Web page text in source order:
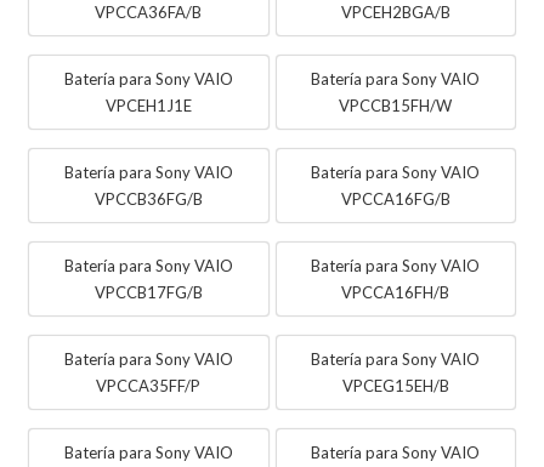
VPCCA36FA/B
VPCEH2BGA/B
Batería para Sony VAIO
VPCEH1J1E
Batería para Sony VAIO
VPCCB15FH/W
Batería para Sony VAIO
VPCCB36FG/B
Batería para Sony VAIO
VPCCA16FG/B
Batería para Sony VAIO
VPCCB17FG/B
Batería para Sony VAIO
VPCCA16FH/B
Batería para Sony VAIO
VPCCA35FF/P
Batería para Sony VAIO
VPCEG15EH/B
Batería para Sony VAIO
Batería para Sony VAIO